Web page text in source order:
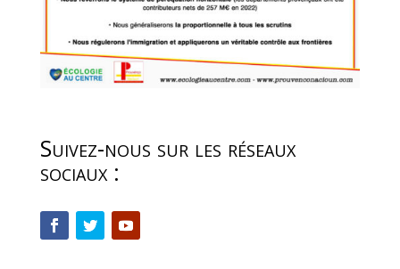
Suivez-nous sur les réseaux
sociaux :